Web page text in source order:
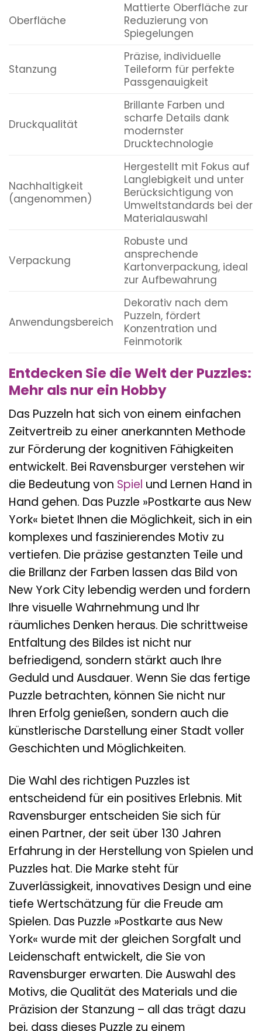
Oberfläche
Mattierte Oberfläche zur
Reduzierung von
Spiegelungen
Stanzung
Präzise, individuelle
Teileform für perfekte
Passgenauigkeit
Druckqualität
Brillante Farben und
scharfe Details dank
modernster
Drucktechnologie
Nachhaltigkeit
(angenommen)
Hergestellt mit Fokus auf
Langlebigkeit und unter
Berücksichtigung von
Umweltstandards bei der
Materialauswahl
Verpackung
Robuste und
ansprechende
Kartonverpackung, ideal
zur Aufbewahrung
Anwendungsbereich
Dekorativ nach dem
Puzzeln, fördert
Konzentration und
Feinmotorik
Entdecken Sie die Welt der Puzzles:
Mehr als nur ein Hobby
Das Puzzeln hat sich von einem einfachen
Zeitvertreib zu einer anerkannten Methode
zur Förderung der kognitiven Fähigkeiten
entwickelt. Bei Ravensburger verstehen wir
die Bedeutung von Spiel und Lernen Hand in
Hand gehen. Das Puzzle »Postkarte aus New
York« bietet Ihnen die Möglichkeit, sich in ein
komplexes und faszinierendes Motiv zu
vertiefen. Die präzise gestanzten Teile und
die Brillanz der Farben lassen das Bild von
New York City lebendig werden und fordern
Ihre visuelle Wahrnehmung und Ihr
räumliches Denken heraus. Die schrittweise
Entfaltung des Bildes ist nicht nur
befriedigend, sondern stärkt auch Ihre
Geduld und Ausdauer. Wenn Sie das fertige
Puzzle betrachten, können Sie nicht nur
Ihren Erfolg genießen, sondern auch die
künstlerische Darstellung einer Stadt voller
Geschichten und Möglichkeiten.
Die Wahl des richtigen Puzzles ist
entscheidend für ein positives Erlebnis. Mit
Ravensburger entscheiden Sie sich für
einen Partner, der seit über 130 Jahren
Erfahrung in der Herstellung von Spielen und
Puzzles hat. Die Marke steht für
Zuverlässigkeit, innovatives Design und eine
tiefe Wertschätzung für die Freude am
Spielen. Das Puzzle »Postkarte aus New
York« wurde mit der gleichen Sorgfalt und
Leidenschaft entwickelt, die Sie von
Ravensburger erwarten. Die Auswahl des
Motivs, die Qualität des Materials und die
Präzision der Stanzung – all das trägt dazu
bei, dass dieses Puzzle zu einem